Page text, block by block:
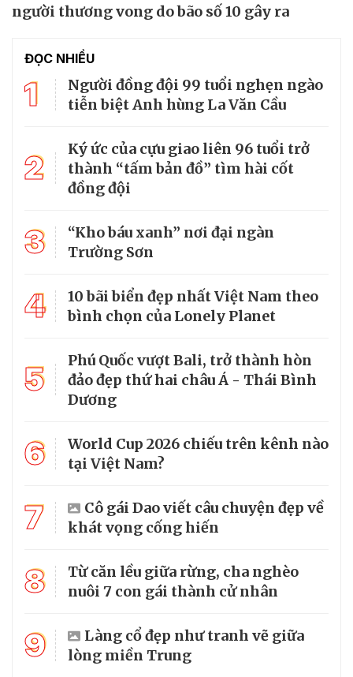
người thương vong do bão số 10 gây ra
ĐỌC NHIỀU
1
Người đồng đội 99 tuổi nghẹn ngào
tiễn biệt Anh hùng La Văn Cầu
2
Ký ức của cựu giao liên 96 tuổi trở
thành “tấm bản đồ” tìm hài cốt
đồng đội
3
“Kho báu xanh” nơi đại ngàn
Trường Sơn
4
10 bãi biển đẹp nhất Việt Nam theo
bình chọn của Lonely Planet
5
Phú Quốc vượt Bali, trở thành hòn
đảo đẹp thứ hai châu Á - Thái Bình
Dương
6
World Cup 2026 chiếu trên kênh nào
tại Việt Nam?
7
Cô gái Dao viết câu chuyện đẹp về
khát vọng cống hiến
8
Từ căn lều giữa rừng, cha nghèo
nuôi 7 con gái thành cử nhân
9
Làng cổ đẹp như tranh vẽ giữa
lòng miền Trung